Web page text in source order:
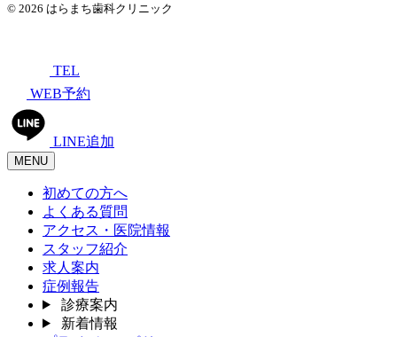
© 2026 はらまち歯科クリニック
TEL
WEB予約
LINE追加
MENU
初めての方へ
よくある質問
アクセス・医院情報
スタッフ紹介
求人案内
症例報告
診療案内
新着情報